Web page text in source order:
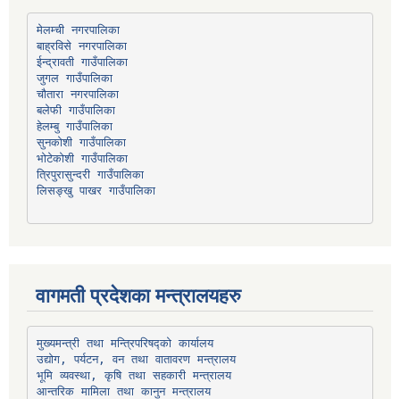
मेलम्ची नगरपालिका
बाह्रविसे नगरपालिका
ईन्द्रावती गाउँपालिका
जुगल गाउँपालिका
चौतारा नगरपालिका
बलेफी गाउँपालिका
हेलम्बु गाउँपालिका
सुनकोशी गाउँपालिका
भोटेकोशी गाउँपालिका
त्रिपुरासुन्दरी गाउँपालिका
लिसङ्खु पाखर गाउँपालिका
वागमती प्रदेशका मन्त्रालयहरु
मुख्यमन्त्री तथा मन्त्रिपरिषद्को कार्यालय
उद्योग, पर्यटन, वन तथा वातावरण मन्त्रालय
भूमि व्यवस्था, कृषि तथा सहकारी मन्त्रालय
आन्तरिक मामिला तथा कानुन मन्त्रालय